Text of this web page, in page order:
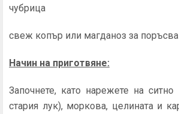
чубрица
свеж копър или магданоз за
Начин на приготвяне:
Започнете, като нарежете на
стария лук), моркова, целината и